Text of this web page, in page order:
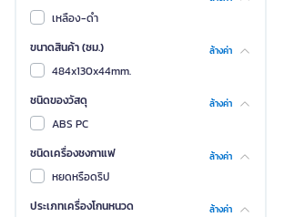
เหลือง-ดำ
ขนาดสินค้า (ซม.)
ล้างค่า
484x130x44mm.
ชนิดของวัสดุ
ล้างค่า
ABS PC
ชนิดเครื่องชงกาแฟ
ล้างค่า
หยดหรือดริป
ประเภทเครื่องโกนหนวด
ล้างค่า